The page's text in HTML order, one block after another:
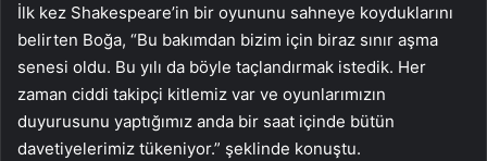
İlk kez Shakespeare’in bir oyununu sahneye koyduklarını
belirten Boğa, “Bu bakımdan bizim için biraz sınır aşma
senesi oldu. Bu yılı da böyle taçlandırmak istedik. Her
zaman ciddi takipçi kitlemiz var ve oyunlarımızın
duyurusunu yaptığımız anda bir saat içinde bütün
davetiyelerimiz tükeniyor.” şeklinde konuştu.